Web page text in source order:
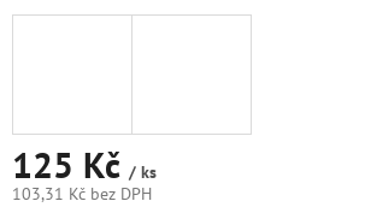
125 Kč / ks
103,31 Kč bez DPH